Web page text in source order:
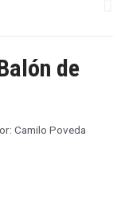
de
Camilo Poveda